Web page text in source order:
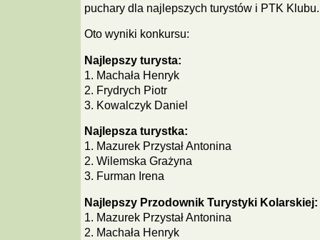
puchary dla najlepszych turystów i PTK Klubu.
Oto wyniki konkursu:
Najlepszy turysta:
1. Machała Henryk
2. Frydrych Piotr
3. Kowalczyk Daniel
Najlepsza turystka:
1. Mazurek Przystał Antonina
2. Wilemska Grażyna
3. Furman Irena
Najlepszy Przodownik Turystyki Kolarskiej:
1. Mazurek Przystał Antonina
2. Machała Henryk